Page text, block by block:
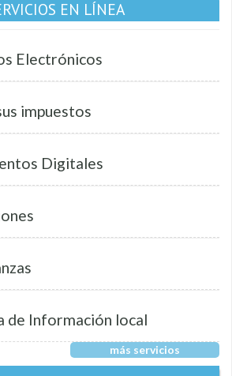
EN LÍNEA
Electrónicos
impuestos
Digitales
de Información local
más servicios